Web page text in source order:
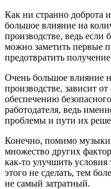
Как ни странно доброта
большое влияние на
производстве, ведь если
можно заметить первые
предотвратить
Очень большое влияние
производстве, зависит
обеспечению
работодателя, ведь
проблемы и пути их
Конечно, помимо музыки
множество других
как-то улучшить
этого не сделать, тем
не самый затратный.